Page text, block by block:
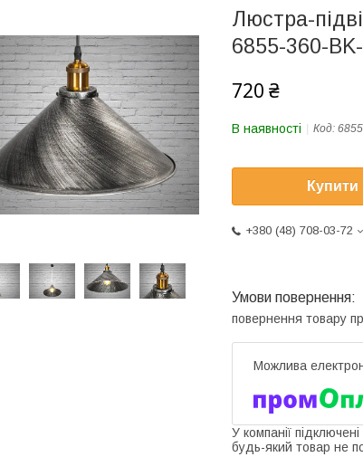
Люстра-
6855-360-
720 ₴
В наявності Код:
Купити
+380 (48) 708-03-72
повернення товару
У компанії
будь-який товар не